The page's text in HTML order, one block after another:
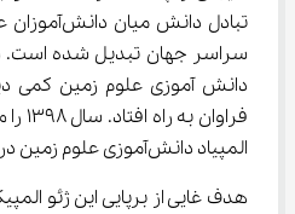
سراسر جهان تبدیل شده است. در
دانش آموزی علوم زمین کمی
المپیاد دانش‌آموزی علوم زمین در ایران دانست.